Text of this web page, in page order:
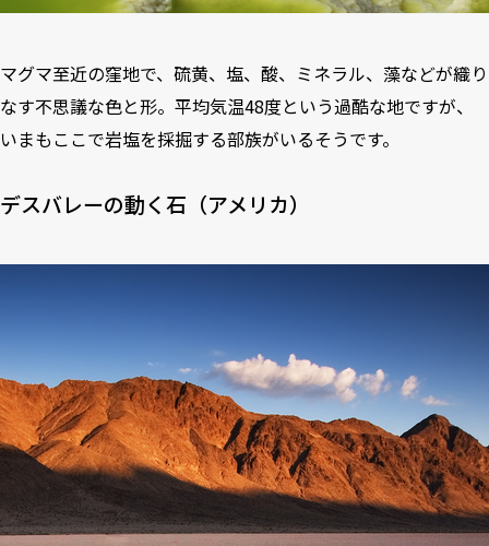
マグマ至近の窪地で、硫黄、塩、酸、ミネラル、藻などが織り
なす不思議な色と形。平均気温48度という過酷な地ですが、
いまもここで岩塩を採掘する部族がいるそうです。
デスバレーの動く石（アメリカ）